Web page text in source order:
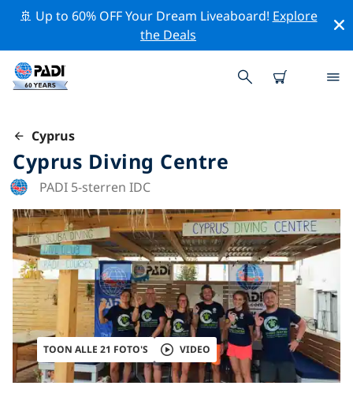
🚢 Up to 60% OFF Your Dream Liveaboard! Explore
the Deals
Cyprus
Cyprus Diving Centre
PADI 5-sterren IDC
TOON ALLE 21 FOTO'S VIDEO